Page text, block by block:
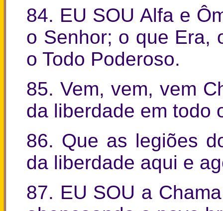
84. EU SOU Alfa e
o Senhor; o que Era,
o Todo Poderoso.
85. Vem, vem, vem
da liberdade em todo
86. Que as legiões
da liberdade aqui e
87. EU SOU a